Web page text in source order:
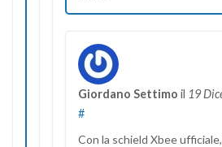
Giordano Settimo il 19
#
Con la schield Xbee